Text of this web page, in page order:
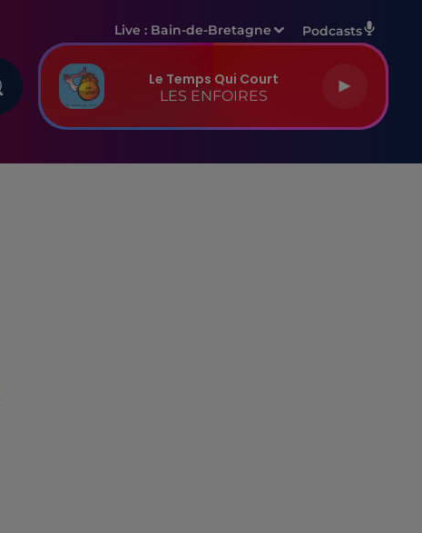
Live : Bain-de-Bretagne Podcasts
Le Temps Qui Court
LES ENFOIRES